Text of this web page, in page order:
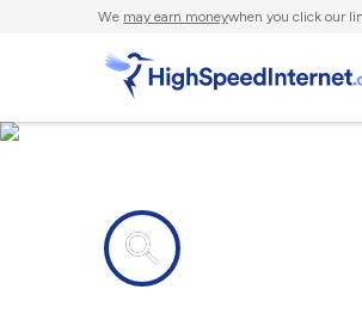
We may earn moneywhen you click our